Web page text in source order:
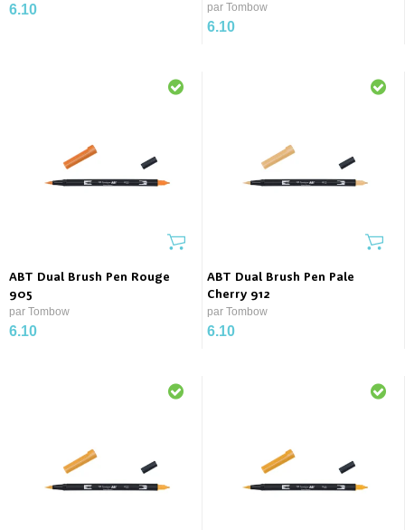
6.10
par Tombow
6.10
ABT Dual Brush Pen Rouge
905
par Tombow
6.10
ABT Dual Brush Pen Pale
Cherry 912
par Tombow
6.10